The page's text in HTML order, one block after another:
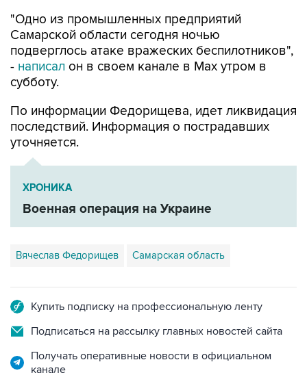
"Одно из промышленных предприятий
Самарской области сегодня ночью
подверглось атаке вражеских беспилотников",
- написал он в своем канале в Max утром в
субботу.
По информации Федорищева, идет ликвидация
последствий. Информация о пострадавших
уточняется.
ХРОНИКА
Военная операция на Украине
Вячеслав Федорищев Самарская область
Купить подписку на профессиональную ленту
Подписаться на рассылку главных новостей сайта
Получать оперативные новости в официальном
канале